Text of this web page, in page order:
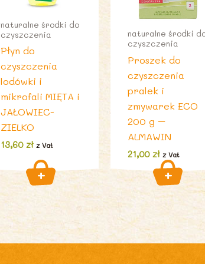
naturalne środki do
czyszczenia
Płyn do
czyszczenia
lodówki i
mikrofali MIĘTA i
JAŁOWIEC-
ZIELKO
13,60zł z Vat
naturalne środki
czyszczenia
Proszek do
czyszczenia
pralek i
zmywarek ECO
200 g –
ALMAWIN
21,00 zł z Vat